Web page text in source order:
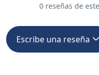
0 reseñas de
Escribe una reseña